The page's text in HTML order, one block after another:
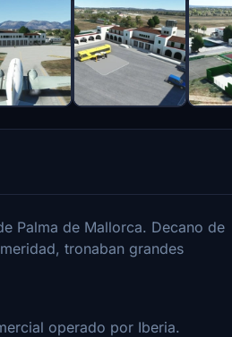
Palma de Mallorca. Decano de
tronaban grandes
operado por Iberia.